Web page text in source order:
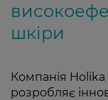
шкіри
Компанія Holika
розробляє